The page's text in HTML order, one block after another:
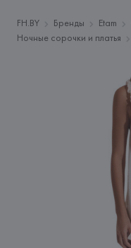
FH.BY Бренды Etam
Ночные сорочки и платья